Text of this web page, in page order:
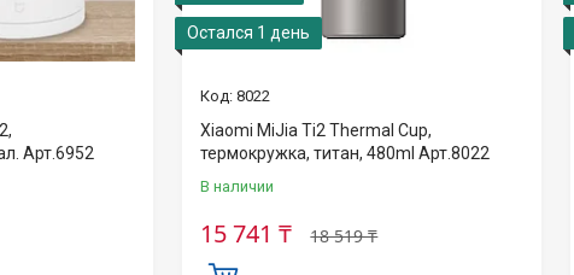
Арт.6952
Остался 1 день
8022
Xiaomi MiJia Ti2 Thermal Cup,
термокружка, титан, 480ml Арт.8022
В наличии
18 519 ₸
15 741 ₸